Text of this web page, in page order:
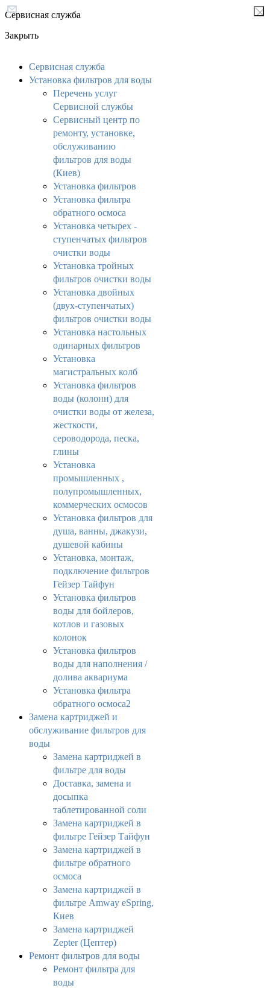
Сервисная служба
Закрыть
Сервисная служба
Установка фильтров для воды
Перечень услуг
Сервисной службы
Сервисный центр по
ремонту, установке,
обслуживанию
фильтров для воды
(Киев)
Установка фильтров
Установка фильтра
обратного осмоса
Установка четырех -
ступенчатых фильтров
очистки воды
Установка тройных
фильтров очистки воды
Установка двойных
(двух-ступенчатых)
фильтров очистки воды
Установка настольных
одинарных фильтров
Установка
магистральных колб
Установка фильтров
воды (колонн) для
очистки воды от железа,
жесткости,
сероводорода, песка,
глины
Установка
промышленных ,
полупромышленных,
коммерческих осмосов
Установка фильтров для
душа, ванны, джакузи,
душевой кабины
Установка, монтаж,
подключение фильтров
Гейзер Тайфун
Установка фильтров
воды для бойлеров,
котлов и газовых
колонок
Установка фильтров
воды для наполнения /
долива аквариума
Установка фильтра
обратного осмоса2
Замена картриджей и
обслуживание фильтров для
воды
Замена картриджей в
фильтре для воды
Доставка, замена и
досыпка
таблетированной соли
Замена картриджей в
фильтре Гейзер Тайфун
Замена картриджей в
фильтре обратного
осмоса
Замена картриджей в
фильтре Amway eSpring,
Киев
Замена картриджей
Zepter (Цептер)
Ремонт фильтров для воды
Ремонт фильтра для
воды